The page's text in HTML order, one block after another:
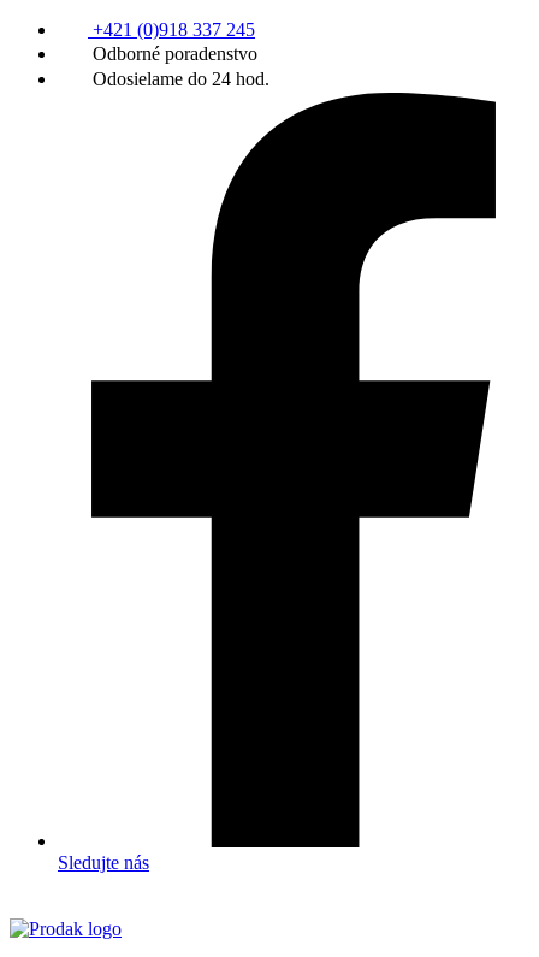
+421 (0)918 337 245
Odborné poradenstvo
Odosielame do 24 hod.
Sledujte nás